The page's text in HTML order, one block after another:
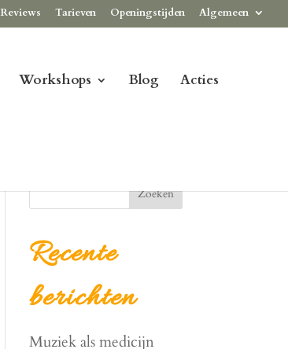
Reviews Tarieven Openingstijden Algemeen
Workshops Blog Acties
Zoeken
Recente
berichten
Muziek als medicijn